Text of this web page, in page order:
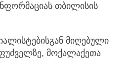
თბილისის
მიღებული
მოქალაქეთა